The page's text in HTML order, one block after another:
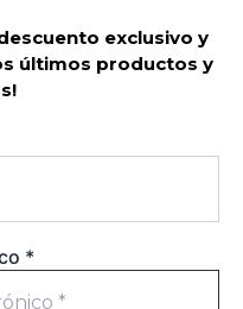
exclusivo y
últimos productos y
*